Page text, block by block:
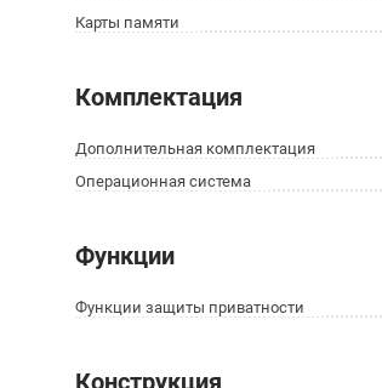
Карты памяти
Комплектация
Дополнительная комплектация
Операционная система
Функции
Функции защиты приватности
Конструкция